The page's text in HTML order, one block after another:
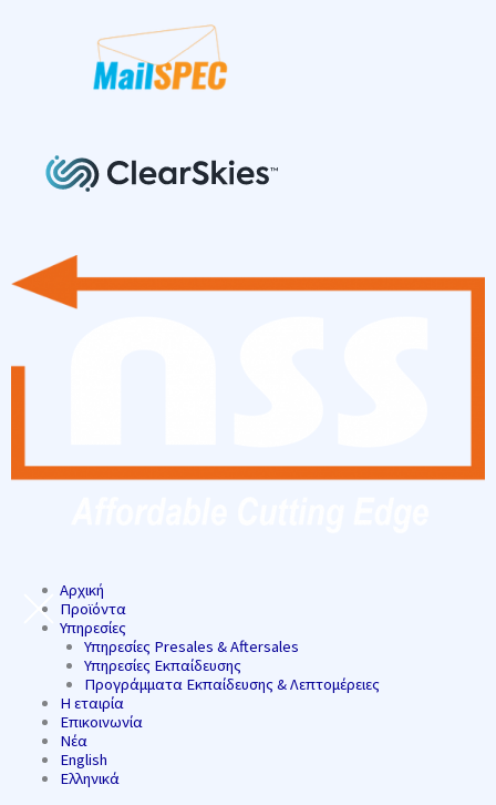
Αρχική
Προϊόντα
Υπηρεσίες
Υπηρεσίες Presales & Aftersales
Υπηρεσίες Εκπαίδευσης
Προγράμματα Εκπαίδευσης & Λεπτομέρειες
Η εταιρία
Επικοινωνία
Νέα
English
Ελληνικά